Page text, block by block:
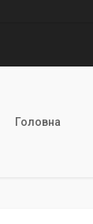
Головна